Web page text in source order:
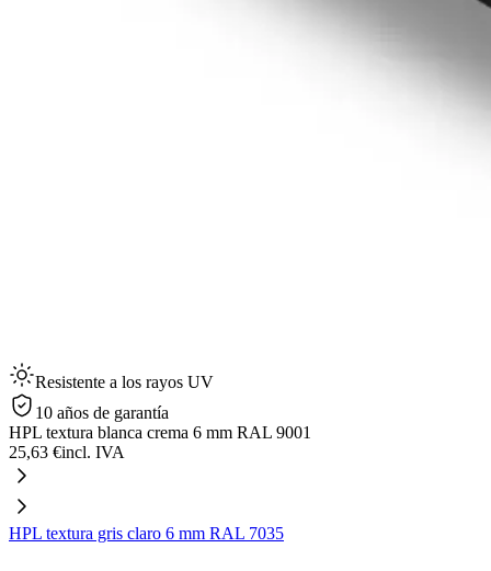
Resistente a los rayos UV
10 años de garantía
HPL textura blanca crema 6 mm RAL 9001
25,63 €incl. IVA
HPL textura gris claro 6 mm RAL 7035